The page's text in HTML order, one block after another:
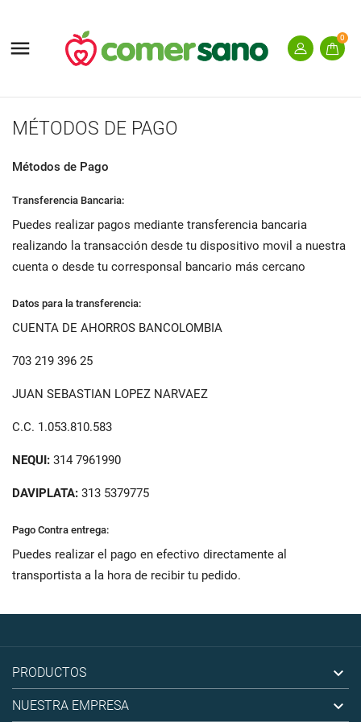
 0
MÉTODOS DE PAGO
Métodos de Pago
Transferencia Bancaria:
Puedes realizar pagos mediante transferencia bancaria
realizando la transacción desde tu dispositivo movil a nuestra
cuenta o desde tu corresponsal bancario más cercano
Datos para la transferencia:
CUENTA DE AHORROS BANCOLOMBIA
703 219 396 25
JUAN SEBASTIAN LOPEZ NARVAEZ
C.C. 1.053.810.583
NEQUI: 314 7961990
DAVIPLATA: 313 5379775
Pago Contra entrega:
Puedes realizar el pago en efectivo directamente al
transportista a la hora de recibir tu pedido.
PRODUCTOS 
NUESTRA EMPRESA 